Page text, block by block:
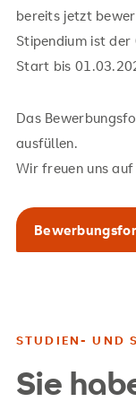
Jahr
Hochschule
Bewerben Sie
folgenden
bereits jetzt
Stipendium ist
Start bis
Das
ausfüllen.
Wir freuen uns
STUDIEN- UND
Sie